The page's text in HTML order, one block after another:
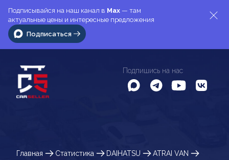
Подписывайся на наш канал в Max — там
актуальные цены и интересные предложения
Подписаться
Подпишись на нас
Главная Статистика DAIHATSU
ATRAI VAN